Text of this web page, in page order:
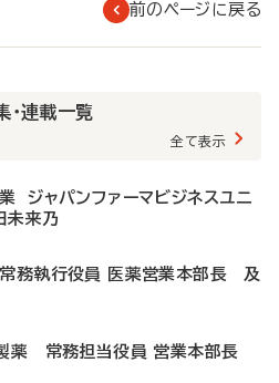
前のページに戻る
連載一覧
全て表示
業 ジャパンファーマビジネスユニ
未来乃
常務執行役員 医薬営業本部長 及
製薬 常務担当役員 営業本部長